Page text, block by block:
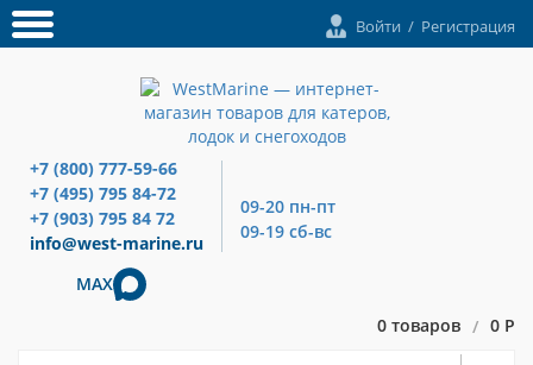
Войти / Регистрация
+7 (800) 777-59-66
+7 (495) 795 84-72
+7 (903) 795 84 72
info@west-marine.ru
09-20 пн-пт
09-19 сб-вс
MAX
0 товаров / 0 Р